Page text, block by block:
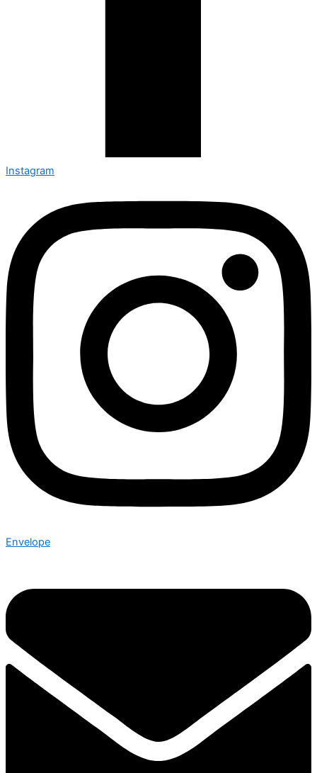
Instagram
Envelope